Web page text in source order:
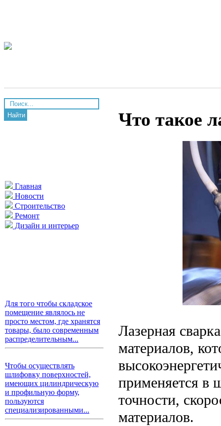
Найти
Главная
Новости
Строительство
Ремонт
Дизайн и интерьер
Для того чтобы складское
помещение являлось не
просто местом, где хранятся
товары, было современным
распределительным...
Чтобы осуществлять
шлифовку поверхностей,
имеющих цилиндрическую
и профильную форму,
пользуются
специализированными...
Что такое
Лазерная
материалов,
применяется в
точности,
материалов.